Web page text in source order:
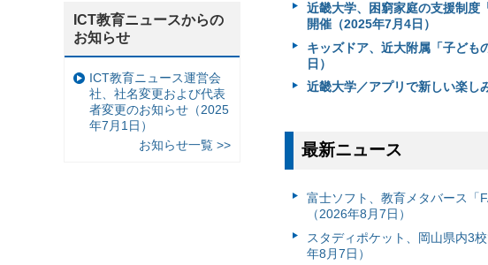
近畿大学、困窮家庭の支援制度
開催（2025年7月4日）
キッズドア、近大附属「子ども
日）
近畿大学／アプリで新しい楽し
最新ニュース
富⼠ソフト、教育メタバース「
（2026年8月7日）
スタディポケット、岡山県内3
年8月7日）
ICT教育ニュースからの
お知らせ
ICT教育ニュース運営会
社、社名変更および代表
者変更のお知らせ（2025
年7月1日）
お知らせ一覧 >>